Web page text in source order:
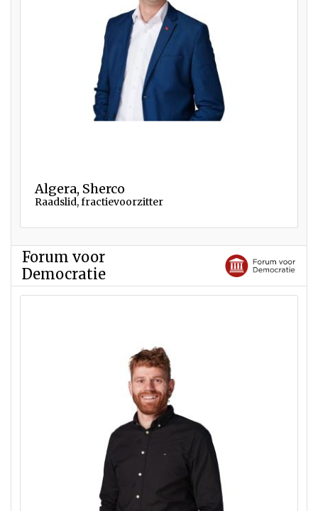
Algera, Sherco
Raadslid, fractievoorzitter
Forum voor
Democratie